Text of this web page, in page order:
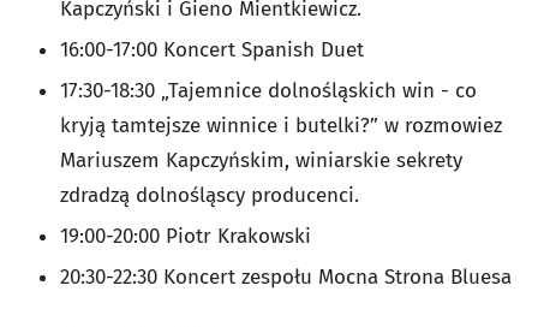
Kapczyński i Gieno Mientkiewicz.
16:00-17:00 Koncert Spanish Duet
17:30-18:30 „Tajemnice dolnośląskich win - co
kryją tamtejsze winnice i butelki?” w rozmowiez
Mariuszem Kapczyńskim, winiarskie sekrety
zdradzą dolnośląscy producenci.
19:00-20:00 Piotr Krakowski
20:30-22:30 Koncert zespołu Mocna Strona Bluesa